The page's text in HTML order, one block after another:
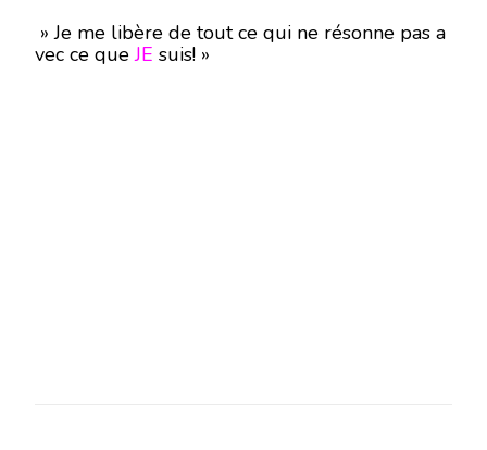
» Je me libère de tout ce qui ne résonne pas a
vec ce queJE suis! »